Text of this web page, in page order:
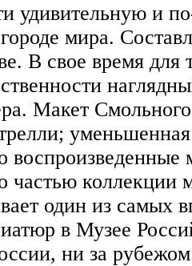
удивительную и
мира.
В свое время для
Макет
частью коллекции
один из самых
в Музее
ни за